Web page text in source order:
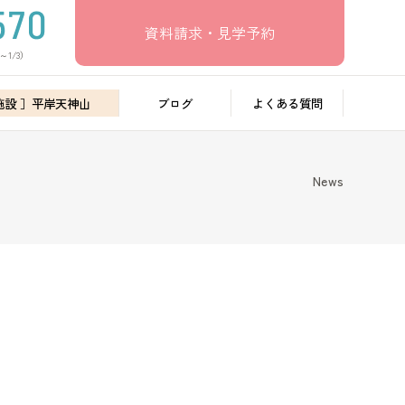
1/3）
資料請求・見学予約
設 ］平岸天神山 ブログ よくある質問
News